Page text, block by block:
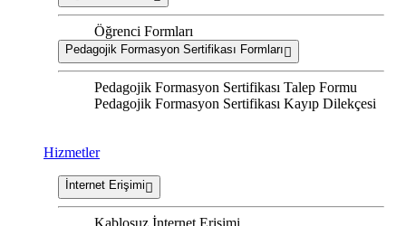
Öğrenci Formları
Pedagojik Formasyon Sertifikası Formları
Pedagojik Formasyon Sertifikası Talep Formu
Pedagojik Formasyon Sertifikası Kayıp Dilekçesi
Hizmetler
İnternet Erişimi